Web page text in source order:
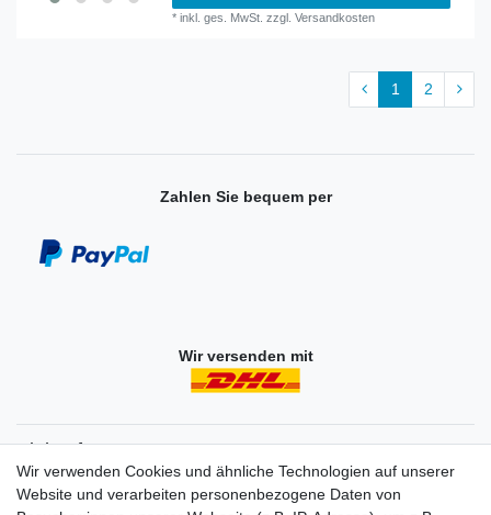
*inkl. ges. MwSt. zzgl.Versandkosten
1 2
Zahlen Sie bequem per
Wir versenden mit
Einkaufen
Zahlungsarten
Versandarten & -kosten
Wir verwenden Cookies und ähnliche Technologien auf unserer
Website und verarbeiten personenbezogene Daten von